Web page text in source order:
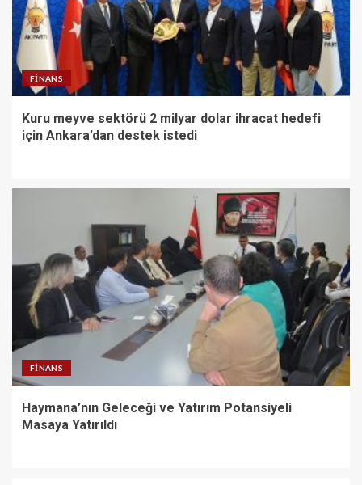
FINANS
Kuru meyve sektörü 2 milyar dolar ihracat hedefi
için Ankara’dan destek istedi
FINANS
Haymana’nın Geleceği ve Yatırım Potansiyeli
Masaya Yatırıldı